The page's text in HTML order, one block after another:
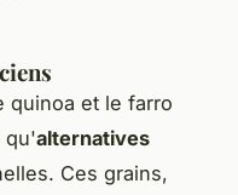
quinoa et le farro
qu'alternatives
Ces grains,